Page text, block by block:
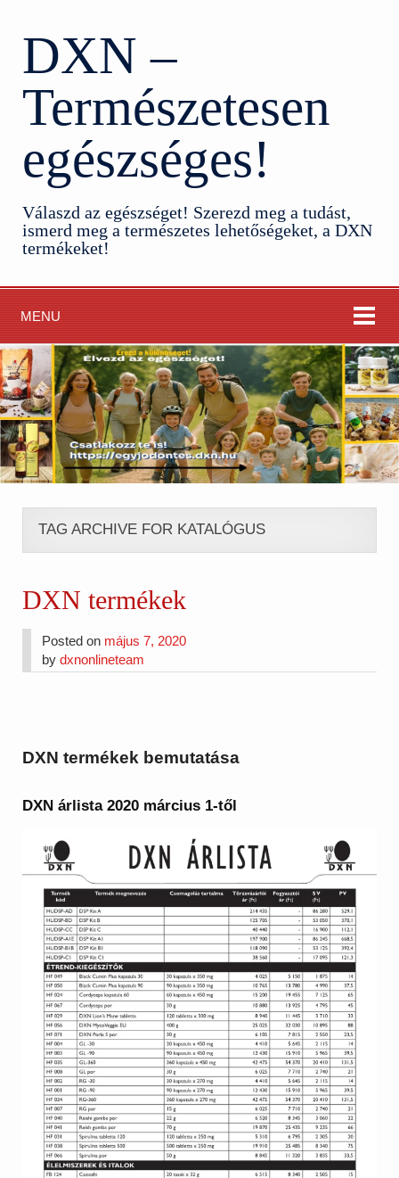
DXN –
Természetesen
egészséges!
Válaszd az egészséget! Szerezd meg a tudást,
ismerd meg a természetes lehetőségeket, a DXN
termékeket!
MENU
TAG ARCHIVE FOR KATALÓGUS
DXN termékek
Posted on május 7, 2020
bydxnonlineteam
DXN termékek bemutatása
DXN árlista 2020 március 1-től